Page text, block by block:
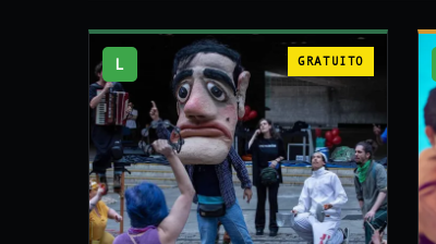
L GRATUITO